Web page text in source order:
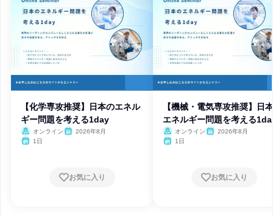
【化学専攻推奨】日本のエネル
ギー問題を考える1day
オンライン
2026年8月
1日
お気に入り
【機械・電気専攻推奨】日
エネルギー問題を考える
オンライン
2026年8月
1日
お気に入り